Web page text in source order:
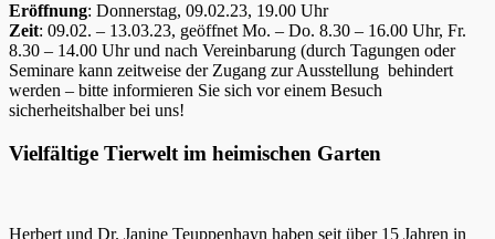
Eröffnung: Donnerstag, 09.02.23, 19.00 Uhr
Zeit: 09.02. – 13.03.23, geöffnet Mo. – Do. 8.30 – 16.00 Uhr, Fr.
8.30 – 14.00 Uhr und nach Vereinbarung (durch Tagungen oder
Seminare kann zeitweise der Zugang zur Ausstellung behindert
werden – bitte informieren Sie sich vor einem Besuch
sicherheitshalber bei uns!
Vielfältige Tierwelt im heimischen Garten
Herbert und Dr. Janine Teuppenhayn haben seit über 15 Jahren in